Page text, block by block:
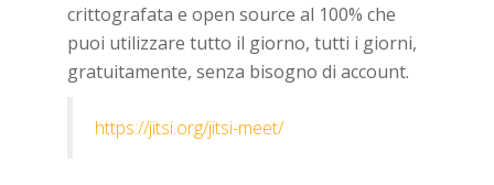
crittografata e open source al 100% che
puoi utilizzare tutto il giorno, tutti i giorni,
gratuitamente, senza bisogno di account.
https://jitsi.org/jitsi-meet/